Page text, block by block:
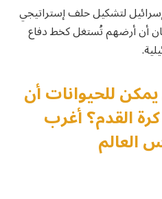
لتشكيل حلف إستراتيجي
أن أرضهم تُستغل كخط دفاع
للحيوانات أن
القدم؟ أغرب